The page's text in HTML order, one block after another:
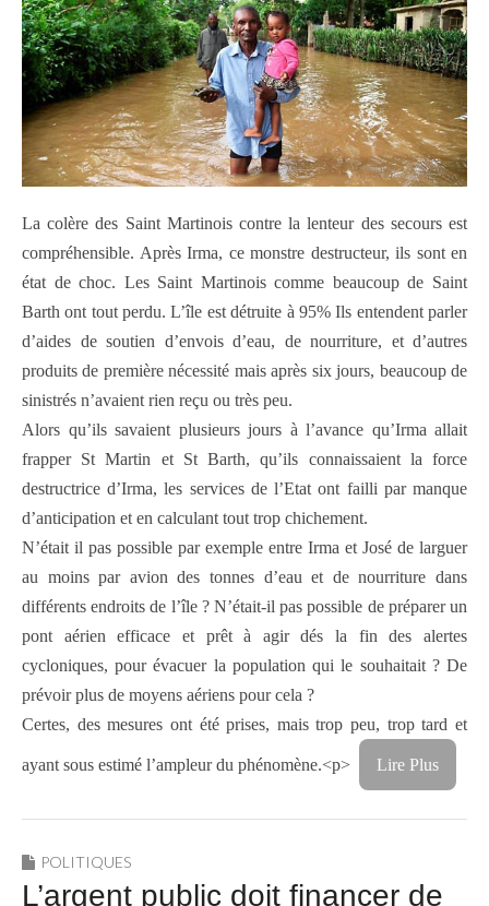
La colère des Saint Martinois contre la lenteur des secours est
compréhensible. Après Irma, ce monstre destructeur, ils sont en
état de choc. Les Saint Martinois comme beaucoup de Saint
Barth ont tout perdu. L’île est détruite à 95% Ils entendent parler
d’aides de soutien d’envois d’eau, de nourriture, et d’autres
produits de première nécessité mais après six jours, beaucoup de
sinistrés n’avaient rien reçu ou très peu.
Alors qu’ils savaient plusieurs jours à l’avance qu’Irma allait
frapper St Martin et St Barth, qu’ils connaissaient la force
destructrice d’Irma, les services de l’Etat ont failli par manque
d’anticipation et en calculant tout trop chichement.
N’était il pas possible par exemple entre Irma et José de larguer
au moins par avion des tonnes d’eau et de nourriture dans
différents endroits de l’île ? N’était-il pas possible de préparer un
pont aérien efficace et prêt à agir dés la fin des alertes
cycloniques, pour évacuer la population qui le souhaitait ? De
prévoir plus de moyens aériens pour cela ?
Certes, des mesures ont été prises, mais trop peu, trop tard et
ayant sous estimé l’ampleur du phénomène.<p> Lire Plus
POLITIQUES
L’argent public doit financer de